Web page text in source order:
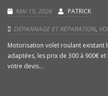
MAI 15, 2026 PATRICK
DÉPANNAGE ET RÉPARATION,
Motorisation volet roulant existant
adaptées, les prix de 300 à 900€
votre devis...